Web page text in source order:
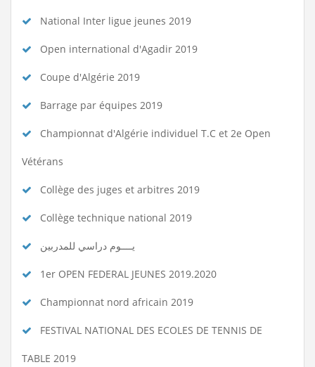
National Inter ligue jeunes 2019
Open international d'Agadir 2019
Coupe d'Algérie 2019
Barrage par équipes 2019
Championnat d'Algérie individuel T.C et 2e Open
Vétérans
Collège des juges et arbitres 2019
Collège technique national 2019
يــــوم دراسي للمدربين
1er OPEN FEDERAL JEUNES 2019.2020
Championnat nord africain 2019
FESTIVAL NATIONAL DES ECOLES DE TENNIS DE
TABLE 2019